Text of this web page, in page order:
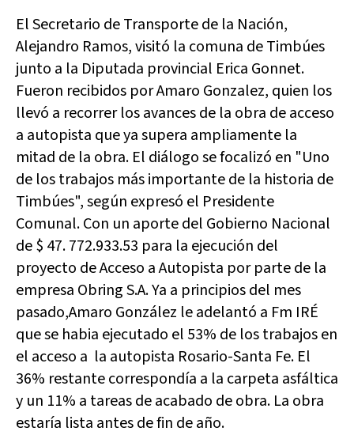
El Secretario de Transporte de la Nación,
Alejandro Ramos, visitó la comuna de Timbúes
junto a la Diputada provincial Erica Gonnet.
Fueron recibidos por Amaro Gonzalez, quien los
llevó a recorrer los avances de la obra de acceso
a autopista que ya supera ampliamente la
mitad de la obra. El diálogo se focalizó en "Uno
de los trabajos más importante de la historia de
Timbúes", según expresó el Presidente
Comunal. Con un aporte del Gobierno Nacional
de $ 47. 772.933.53 para la ejecución del
proyecto de Acceso a Autopista por parte de la
empresa Obring S.A. Ya a principios del mes
pasado,Amaro González le adelantó a Fm IRÉ
que se habia ejecutado el 53% de los trabajos en
el acceso a la autopista Rosario-Santa Fe. El
36% restante correspondía a la carpeta asfáltica
y un 11% a tareas de acabado de obra. La obra
estaría lista antes de fin de año.